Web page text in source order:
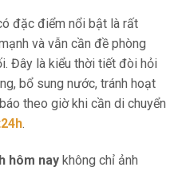
đặc điểm nổi bật là rất
và vẫn cần đề phòng
Đây là kiểu thời tiết đòi hỏi
bổ sung nước, tránh hoạt
theo giờ khi cần di chuyển
.
hôm nay không chỉ ảnh